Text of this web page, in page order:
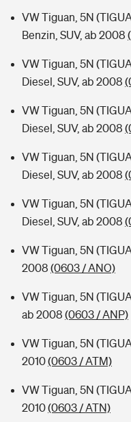
VW Tiguan, 5N
Benzin, SUV, ab 2008
VW Tiguan, 5N
Diesel, SUV, ab 2008
VW Tiguan, 5N
Diesel, SUV, ab 2008
VW Tiguan, 5N
Diesel, SUV, ab 2008
VW Tiguan, 5N
Diesel, SUV, ab 2008
VW Tiguan, 5N
2008 (0603 / ANO)
VW Tiguan, 5N
ab 2008 (0603 / ANP)
VW Tiguan, 5N
2010(0603 / ATM)
VW Tiguan, 5N
2010(0603 / ATN)